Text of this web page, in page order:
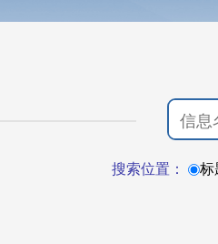
搜索位置： 标